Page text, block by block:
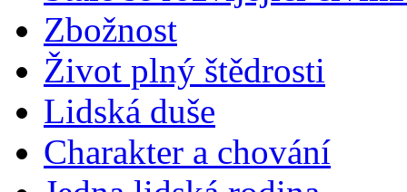
Zbožnost
Život plný štědrosti
Lidská duše
Charakter a chování